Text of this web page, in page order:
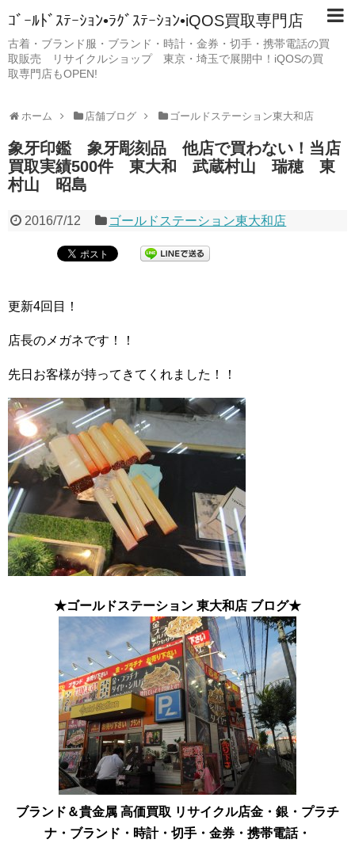
ｺﾞｰﾙﾄﾞｽﾃｰｼｮﾝ•ﾗｸﾞｽﾃｰｼｮﾝ•iQOS買取専門店
古着・ブランド服・ブランド・時計・金券・切手・携帯電話の買
取販売 リサイクルショップ 東京・埼玉で展開中！iQOSの買
取専門店もOPEN!
ホーム 店舗ブログ ゴールドステーション東大和店
象牙印鑑 象牙彫刻品 他店で買わない！当店
買取実績500件 東大和 武蔵村山 瑞穂 東
村山 昭島
2016/7/12 ゴールドステーション東大和店
更新4回目！
店長のメガネです！！
先日お客様が持ってきてくれました！！
★ゴールドステーション 東大和店 ブログ★
ブランド＆貴金属 高価買取 リサイクル店金・銀・プラチ
ナ・ブランド・時計・切手・金券・携帯電話・